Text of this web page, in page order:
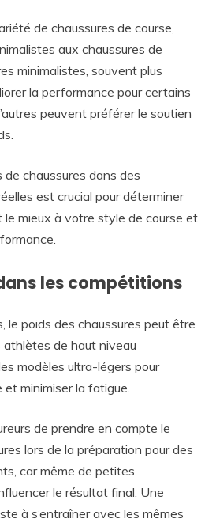
de chaussures de course,
aux chaussures de
minimalistes, souvent plus
la performance pour certains
peuvent préférer le soutien
chaussures dans des
est crucial pour déterminer
le mieux à votre style de course et
les compétitions
le poids des chaussures peut être
de haut niveau
modèles ultra-légers pour
minimiser la fatigue.
de prendre en compte le
lors de la préparation pour des
car même de petites
le résultat final. Une
à s’entraîner avec les mêmes